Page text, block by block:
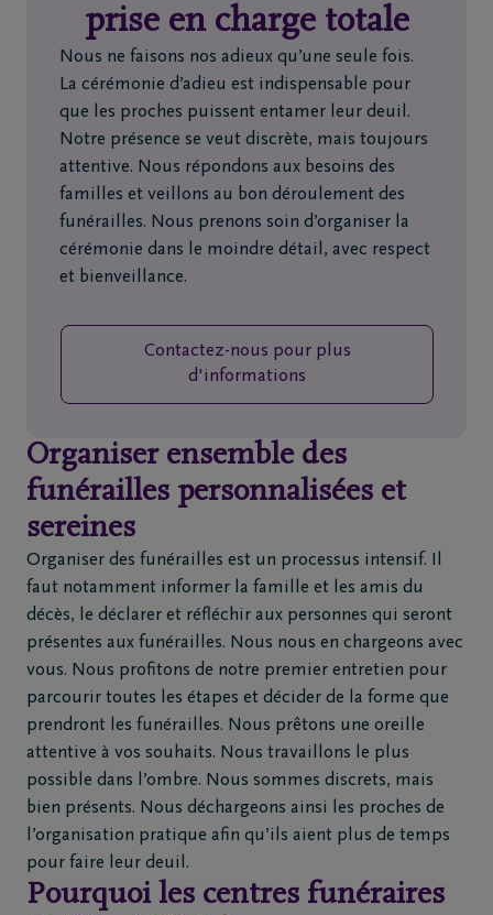
Organiser
des
funérailles
de
décès
Nos
funéraires
Questions
posées
Assistance
décès
+32
4
343
76
10
prise en charge totale
Nous ne faisons nos adieux qu’une seule fois.
La cérémonie d’adieu est indispensable pour
que les proches puissent entamer leur deuil.
Notre présence se veut discrète, mais toujours
attentive. Nous répondons aux besoins des
familles et veillons au bon déroulement des
funérailles. Nous prenons soin d’organiser la
cérémonie dans le moindre détail, avec respect
et bienveillance.
Contactez-nous pour plus
d'informations
Organiser ensemble des
funérailles personnalisées et
sereines
Organiser des funérailles est un processus intensif. Il
faut notamment informer la famille et les amis du
décès, le déclarer et réfléchir aux personnes qui seront
présentes aux funérailles. Nous nous en chargeons avec
vous. Nous profitons de notre premier entretien pour
parcourir toutes les étapes et décider de la forme que
prendront les funérailles. Nous prêtons une oreille
attentive à vos souhaits. Nous travaillons le plus
possible dans l’ombre. Nous sommes discrets, mais
bien présents. Nous déchargeons ainsi les proches de
l’organisation pratique afin qu’ils aient plus de temps
pour faire leur deuil.
Pourquoi les centres funéraires